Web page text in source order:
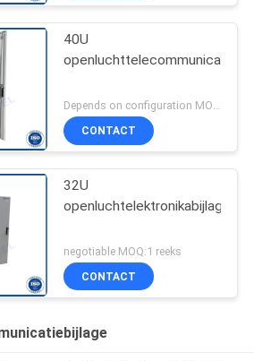
40U
CONTACT
32U
openluchtelektronikabijlage
negotiable MOQ:1 reeks
CONTACT